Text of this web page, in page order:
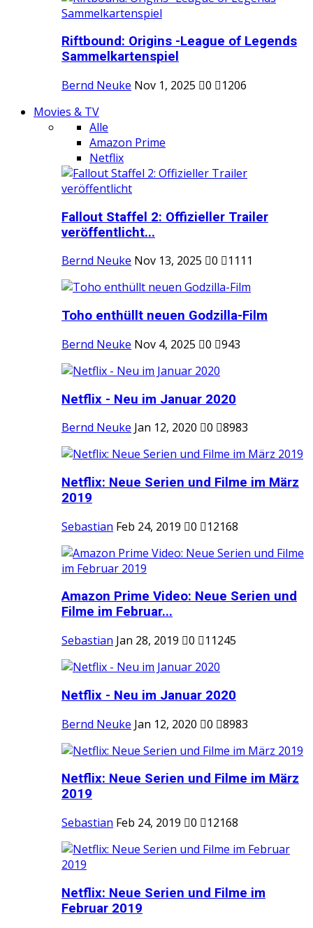
Riftbound: Origins -League of Legends
Sammelkartenspiel
Bernd Neuke Nov 1, 2025 0
1206
Movies & TV
Alle
Amazon Prime
Netflix
Fallout Staffel 2: Offizieller Trailer
veröffentlicht...
Bernd Neuke Nov 13, 2025 0 1111
Toho enthüllt neuen Godzilla-Film
Bernd Neuke Nov 4, 2025 0 943
Netflix - Neu im Januar 2020
Bernd Neuke Jan 12, 2020 0 8983
Netflix: Neue Serien und Filme im März
2019
Sebastian Feb 24, 2019 0 12168
Amazon Prime Video: Neue Serien und
Filme im Februar...
Sebastian Jan 28, 2019 0 11245
Netflix - Neu im Januar 2020
Bernd Neuke Jan 12, 2020 0 8983
Netflix: Neue Serien und Filme im März
2019
Sebastian Feb 24, 2019 0 12168
Netflix: Neue Serien und Filme im
Februar 2019